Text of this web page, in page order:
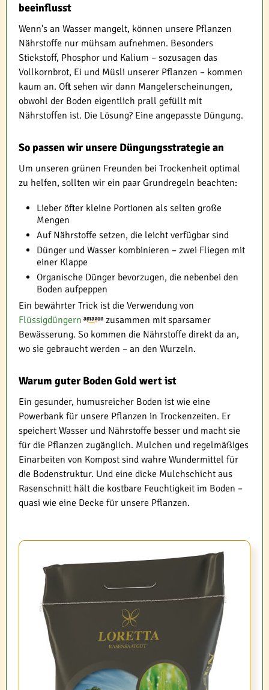
beeinflusst
Wenn's an Wasser mangelt, können unsere Pflanzen
Nährstoffe nur mühsam aufnehmen. Besonders
Stickstoff, Phosphor und Kalium – sozusagen das
Vollkornbrot, Ei und Müsli unserer Pflanzen – kommen
kaum an. Oft sehen wir dann Mangelerscheinungen,
obwohl der Boden eigentlich prall gefüllt mit
Nährstoffen ist. Die Lösung? Eine angepasste Düngung.
So passen wir unsere Düngungsstrategie an
Um unseren grünen Freunden bei Trockenheit optimal
zu helfen, sollten wir ein paar Grundregeln beachten:
Lieber öfter kleine Portionen als selten große
Mengen
Auf Nährstoffe setzen, die leicht verfügbar sind
Dünger und Wasser kombinieren – zwei Fliegen mit
einer Klappe
Organische Dünger bevorzugen, die nebenbei den
Boden aufpeppen
Ein bewährter Trick ist die Verwendung von
Flüssigdüngern
zusammen mit sparsamer
Bewässerung. So kommen die Nährstoffe direkt da an,
wo sie gebraucht werden – an den Wurzeln.
Warum guter Boden Gold wert ist
Ein gesunder, humusreicher Boden ist wie eine
Powerbank für unsere Pflanzen in Trockenzeiten. Er
speichert Wasser und Nährstoffe besser und macht sie
für die Pflanzen zugänglich. Mulchen und regelmäßiges
Einarbeiten von Kompost sind wahre Wundermittel für
die Bodenstruktur. Und eine dicke Mulchschicht aus
Rasenschnitt hält die kostbare Feuchtigkeit im Boden –
quasi wie eine Decke für unsere Pflanzen.